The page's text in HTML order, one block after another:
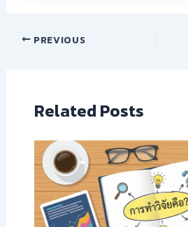
PREVIOUS
Related Posts